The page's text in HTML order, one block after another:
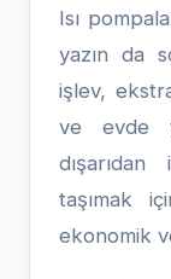
Isı
yazın da
işlev,
ve evde
taşımak
ekonomik